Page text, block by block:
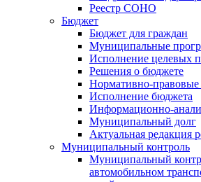
Реестр СОНО
Бюджет
Бюджет для граждан
Муниципальные
Исполнение целевых
Решения о бюджете
Нормативно-
Исполнение бюджета
Информационно-
Муниципальный долг
Актуальная редакция
Муниципальный контроль
Муниципальный
автомобильном